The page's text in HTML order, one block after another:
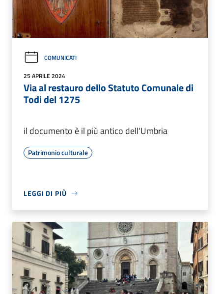
COMUNICATI
25 APRILE 2024
Via al restauro dello Statuto Comunale di
Todi del 1275
il documento è il più antico dell'Umbria
Patrimonio culturale
LEGGI DI PIÙ